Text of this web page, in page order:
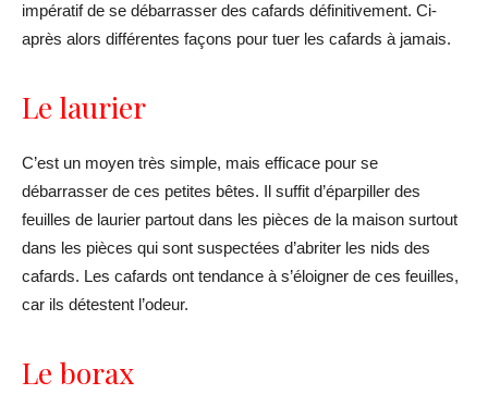
impératif de se débarrasser des cafards définitivement. Ci-
après alors différentes façons pour tuer les cafards à jamais.
Le laurier
C’est un moyen très simple, mais efficace pour se
débarrasser de ces petites bêtes. Il suffit d’éparpiller des
feuilles de laurier partout dans les pièces de la maison surtout
dans les pièces qui sont suspectées d’abriter les nids des
cafards. Les cafards ont tendance à s’éloigner de ces feuilles,
car ils détestent l’odeur.
Le borax